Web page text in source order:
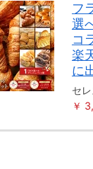
フ
選
コ
楽
に
セ
￥